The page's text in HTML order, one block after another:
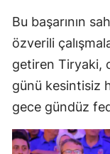
Bu başarının
özverili
getiren Tiryaki,
günü kesintisiz
gece gündüz